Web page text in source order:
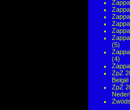
(5)
(4)
ZpZ
België
ZpZ